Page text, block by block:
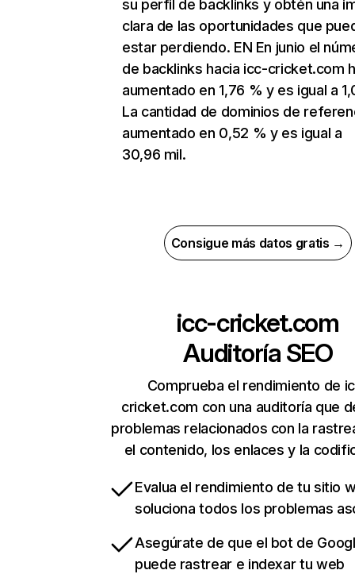
su perfil de backlinks y obtén una
clara de las oportunidades que
estar perdiendo. EN En junio el
de backlinks hacia icc-cricket.com
aumentado en 1,76 % y es igual a
La cantidad de dominios de
aumentado en 0,52 % y es igual a
30,96 mil.
Consigue más datos gratis →
icc-cricket.com
Auditoría SEO
Comprueba el rendimiento de
cricket.com con una auditoría que
problemas relacionados con la
el contenido, los enlaces y la
Evalua el rendimiento de tu sitio
soluciona todos los problemas
Asegúrate de que el bot de
puede rastrear e indexar tu web